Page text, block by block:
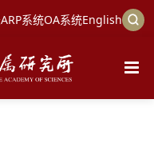
ARP系统OA系统English